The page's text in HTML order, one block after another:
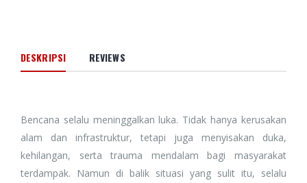
DESKRIPSI REVIEWS
Bencana selalu meninggalkan luka. Tidak hanya kerusakan
alam dan infrastruktur, tetapi juga menyisakan duka,
kehilangan, serta trauma mendalam bagi masyarakat
terdampak. Namun di balik situasi yang sulit itu, selalu